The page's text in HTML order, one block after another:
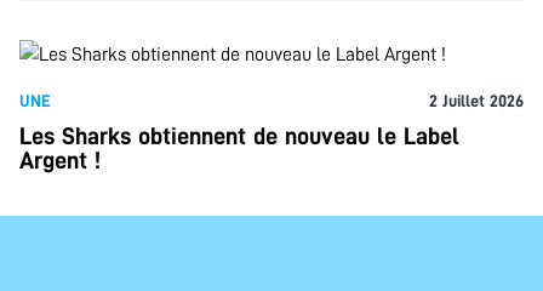
UNE 2 Juillet 2026
Les Sharks obtiennent de nouveau le Label
Argent !